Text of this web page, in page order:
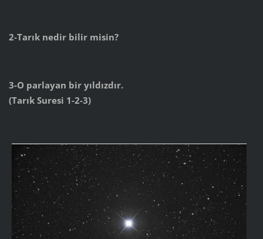
2-Tarık nedir bilir misin?
3-O parlayan bir yıldızdır.
(Tarık Suresi 1-2-3)